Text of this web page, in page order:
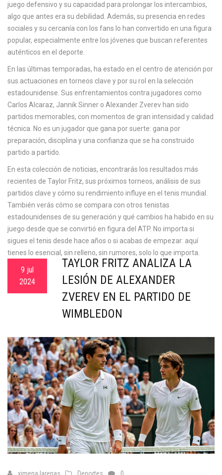
juego defensivo y su capacidad para prolongar los intercambios,
algo que antes era su debilidad. Además, su presencia en redes
sociales y su cercanía con los fans lo han convertido en una figura
popular, especialmente entre los jóvenes que buscan referentes
auténticos en el deporte.
En las últimas temporadas, ha estado en el centro de atención por
sus actuaciones en torneos clave y por su rol en la selección
estadounidense. Sus enfrentamientos contra jugadores como
Carlos Alcaraz, Jannik Sinner o Alexander Zverev han sido
partidos memorables, con momentos de gran intensidad y calidad
técnica. No es un jugador que gana por suerte: gana por
preparación, disciplina y una confianza que se ha construido
partido a partido.
En esta colección de noticias, encontrarás los resultados más
recientes de Taylor Fritz, sus próximos torneos, análisis de sus
partidos clave y cómo su rendimiento influye en el tenis mundial.
También verás cómo se compara con otros tenistas
estadounidenses de su generación y qué cambios ha habido en su
juego desde que se convirtió en figura del ATP. No importa si
sigues el tenis desde hace años o si acabas de empezar: aquí
tienes lo esencial, sin relleno, sin rumores, solo lo que importa.
9 jul
2024
TAYLOR FRITZ ANALIZA LA
LESIÓN DE ALEXANDER
ZVEREV EN EL PARTIDO DE
WIMBLEDON